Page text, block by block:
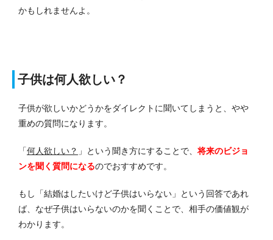
かもしれませんよ。
子供は何人欲しい？
子供が欲しいかどうかをダイレクトに聞いてしまうと、やや
重めの質問になります。
「何人欲しい？ 」という聞き方にすることで、将来のビジョ
ンを聞く質問になるのでおすすめです。
もし「結婚はしたいけど子供はいらない」という回答であれ
ば、なぜ子供はいらないのかを聞くことで、相手の価値観が
わかります。